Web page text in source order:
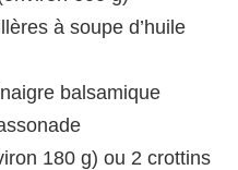
à soupe d’huile
balsamique
180 g) ou 2 crottins